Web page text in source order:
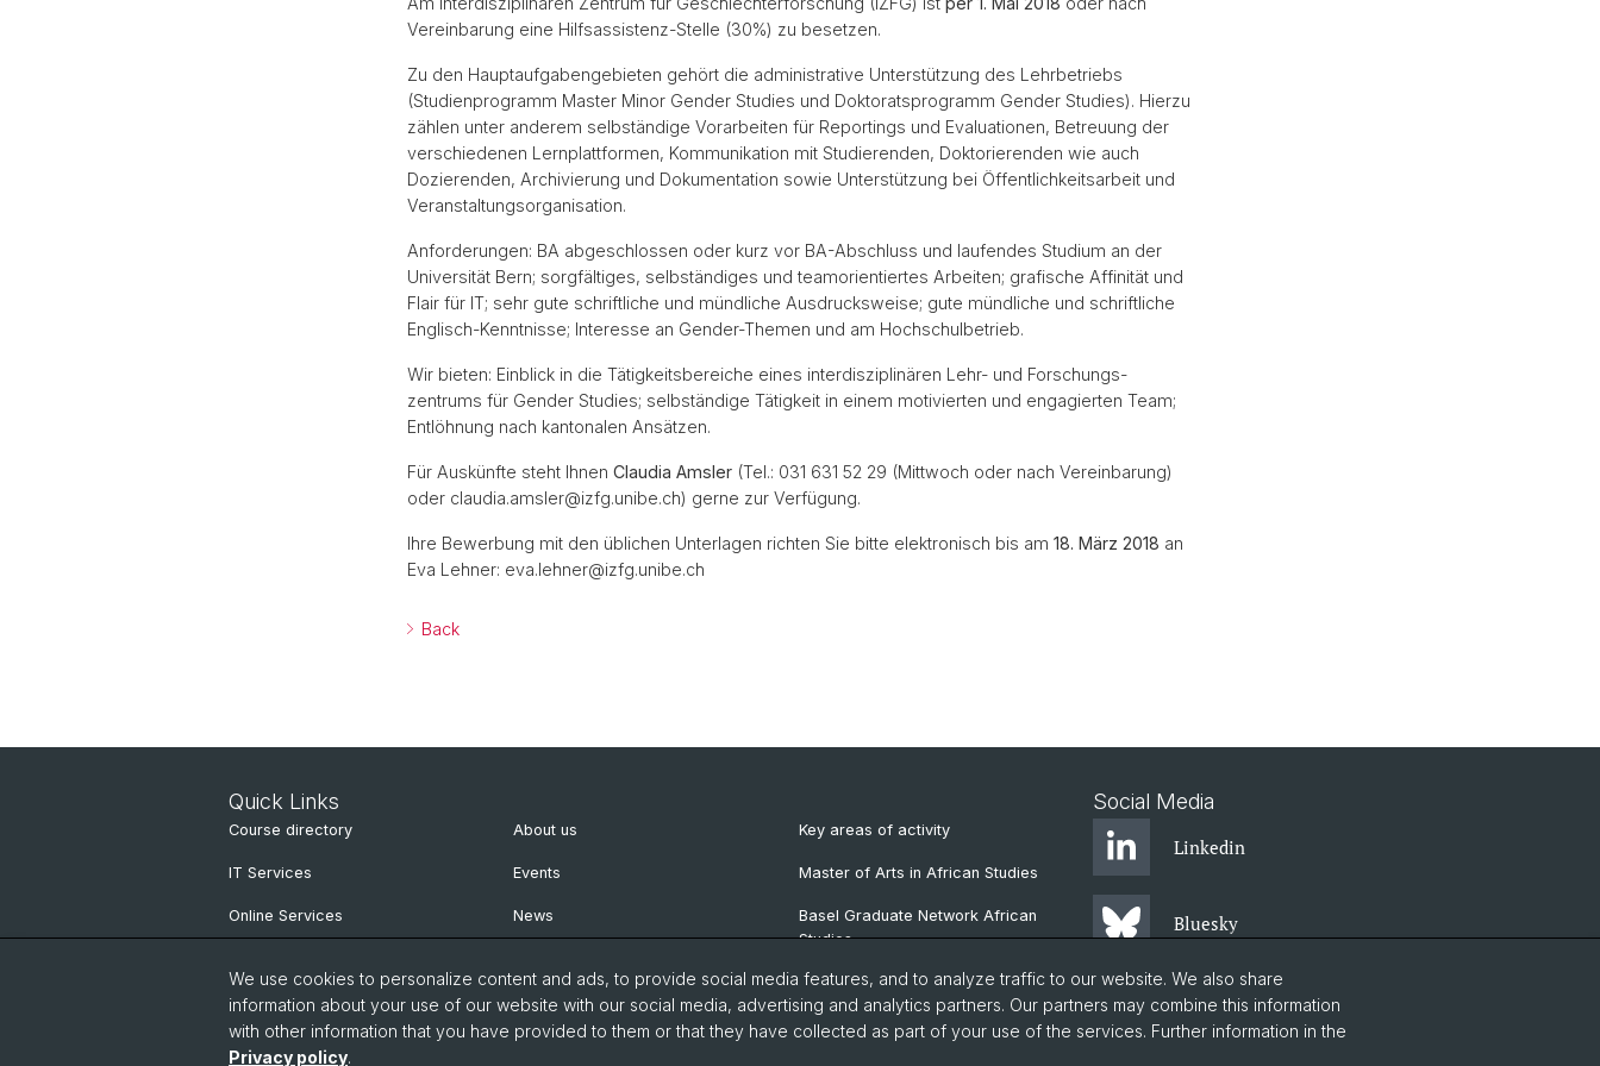
Vereinbarung eine Hilfsassistenz-Stelle (30%) zu besetzen.
Zu den Hauptaufgabengebieten gehört die administrative Unterstützung des Lehrbetriebs
(Studienprogramm Master Minor Gender Studies und Doktoratsprogramm Gender Studies). Hierzu
zählen unter anderem selbständige Vorarbeiten für Reportings und Evaluationen, Betreuung der
verschiedenen Lernplattformen, Kommunikation mit Studierenden, Doktorierenden wie auch
Dozierenden, Archivierung und Dokumentation sowie Unterstützung bei Öffentlichkeitsarbeit und
Veranstaltungsorganisation.
Anforderungen: BA abgeschlossen oder kurz vor BA-Abschluss und laufendes Studium an der
Universität Bern; sorgfältiges, selbständiges und teamorientiertes Arbeiten; grafische Affinität und
Flair für IT; sehr gute schriftliche und mündliche Ausdrucksweise; gute mündliche und schriftliche
Englisch-Kenntnisse; Interesse an Gender-Themen und am Hochschulbetrieb.
Wir bieten: Einblick in die Tätigkeitsbereiche eines interdisziplinären Lehr- und Forschungs-
zentrums für Gender Studies; selbständige Tätigkeit in einem motivierten und engagierten Team;
Entlöhnung nach kantonalen Ansätzen.
Für Auskünfte steht Ihnen Claudia Amsler (Tel.: 031 631 52 29 (Mittwoch oder nach Vereinbarung)
oder claudia.amsler@izfg.unibe.ch) gerne zur Verfügung.
Ihre Bewerbung mit den üblichen Unterlagen richten Sie bitte elektronisch bis am 18. März 2018 an
Eva Lehner: eva.lehner@izfg.unibe.ch
Back
Quick Links
Course directory
IT Services
Online Services
About us
Events
News
Publications
Key areas of activity
Master of Arts in African Studies
Basel Graduate Network African
Studies
Social Media
Linkedin
Bluesky
Instagram
We use cookies to personalize content and ads, to provide social media features, and to analyze traffic to our website. We also share
information about your use of our website with our social media, advertising and analytics partners. Our partners may combine this information
with other information that you have provided to them or that they have collected as part of your use of the services. Further information in the
Privacy policy.